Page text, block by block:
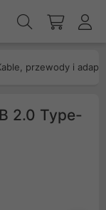
przewody i
2.0 Type-